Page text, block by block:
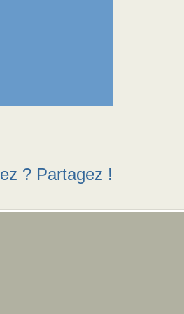
? Partagez !